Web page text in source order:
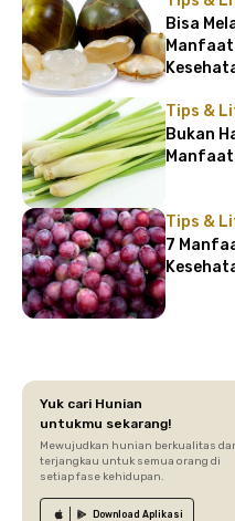
Bisa
Tips &
Bukan
Manfaat
Tips &
7
Yuk cari Hunian
untukmu sekarang!
Mewujudkan hunian berkualitas
terjangkau untuk semua orang di
setiap fase kehidupan.
Download Aplikasi